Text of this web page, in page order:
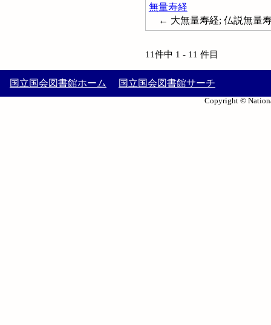
無量寿経
← 大無量寿経; 仏説無量
11件中 1 - 11 件目
国立国会図書館ホーム 国立国会図書館サーチ
Copyright ©